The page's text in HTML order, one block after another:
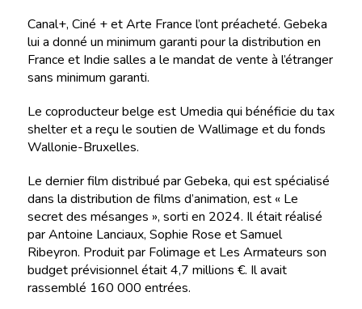
Canal+, Ciné + et Arte France l’ont préacheté. Gebeka
lui a donné un minimum garanti pour la distribution en
France et Indie salles a le mandat de vente à l’étranger
sans minimum garanti.
Le coproducteur belge est Umedia qui bénéficie du tax
shelter et a reçu le soutien de Wallimage et du fonds
Wallonie-Bruxelles.
Le dernier film distribué par Gebeka, qui est spécialisé
dans la distribution de films d’animation, est « Le
secret des mésanges », sorti en 2024. Il était réalisé
par Antoine Lanciaux, Sophie Rose et Samuel
Ribeyron. Produit par Folimage et Les Armateurs son
budget prévisionnel était 4,7 millions €. Il avait
rassemblé 160 000 entrées.